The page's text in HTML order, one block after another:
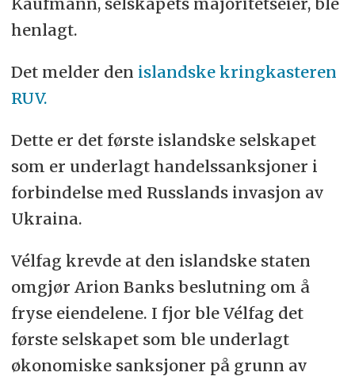
henlagt.
Det melder den islandske kringkasteren
RUV.
Dette er det første islandske selskapet
som er underlagt handelssanksjoner i
forbindelse med Russlands invasjon av
Ukraina.
Vélfag krevde at den islandske staten
omgjør Arion Banks beslutning om å
fryse eiendelene. I fjor ble Vélfag det
første selskapet som ble underlagt
økonomiske sanksjoner på grunn av